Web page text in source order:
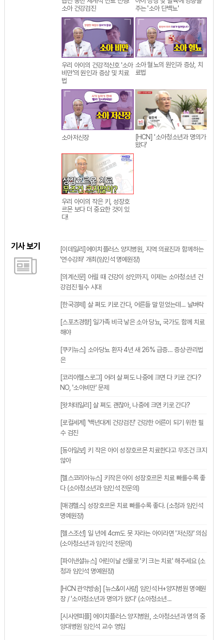
소아 건강검진
주는 '소아 단백뇨'
우리 아이의 건강적신호 '소아
비만'의 원인과 증상 및 치료
법
소아 혈뇨의 원인과 증상, 치
료법
소아저신장
[HCN] '소아청소년과 명의가
왔다'
우리 아이의 작은 키, 성장호
르몬 보다 더 중요한 것이 있
다!
기사 보기
[이데일리]에이치플러스 양지병원, 지역 의료진과 함께하는
'연수강좌' 개최(임인석 명예원장)
[의계신문] 어릴 때 건강이 성인까지, 이제는 소아청소년 건
강검진 필수 시대
[한국경제] 살 쪄도 키로 간다, 어른들 말 믿었는데... 날벼락
[스포츠경향] 일가족 비극 낳은 소아 당뇨, 국가도 함께 치료
해야
[쿠키뉴스] 소아당뇨 환자 4년 새 26% 급증… 증상·관리법
은
[코리아헬스로그] 어려 살 쪄도 나중에 크면 다 키로 간다?
NO, '소아비만' 문제
[왓처데일리] 살 쪄도 괜찮아, 나중에 크면 키로 간다?
[로컬세계] '백년대계 건강검진' 건강한 어른이 되기 위한 필
수 검진
[동아일보] 키 작은 아이 성장호르몬 치료한다고 무조건 크지
않아
[헬스코리아뉴스] 키작은 아이 성장호르몬 치료 빠를수록 좋
다 (소아청소년과 임인석 전문의)
[매경헬스] 성장호르몬 치료 빠를수록 좋다. (소청과 임인석
명예원장)
[헬스조선] 일 년에 4cm도 못 자라는 아이라면 '저신장' 의심
(소아청소년과 임인석 전문의)
[파이낸셜뉴스] 어린이날 선물로 '키 크는 치료' 해주세요 (소
청과 임인석 명예원장)
[HCN 관악방송] [뉴스&이사람] 임인석 H+양지병원 명예원
장 / '소아청소년과 명의가 왔다' (소아청소년...
[시사앤피플] 에이치플러스 양지병원, 소아청소년과 명의 중
앙대병원 임인석 교수 영입